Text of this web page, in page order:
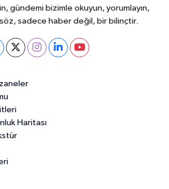
gündemi bizimle okuyun, yorumlayın,
sadece haber değil, bir bilinçtir.
Haritası